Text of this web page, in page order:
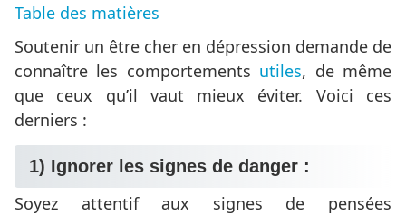
Table des matières
Soutenir un être cher en dépression demande de
connaître les comportements utiles, de même
que ceux qu’il vaut mieux éviter. Voici ces
derniers :
1) Ignorer les signes de danger :
Soyez attentif aux signes de pensées